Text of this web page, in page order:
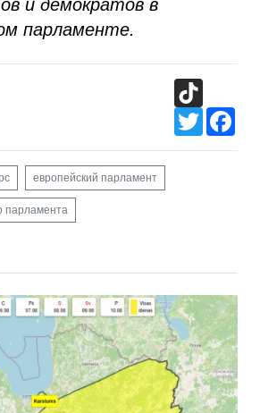
и демократов в
парламенте.
Twitter
европейский парламент
парламента